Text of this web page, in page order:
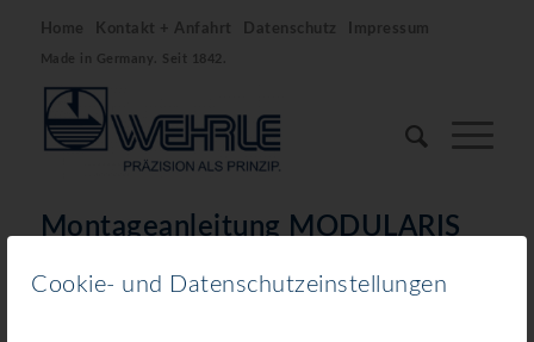
Cookie- und Datenschutzeinstellungen
Home Kontakt + Anfahrt Datenschutz Impressum
Made in Germany. Seit 1842.
Montageanleitung MODULARIS